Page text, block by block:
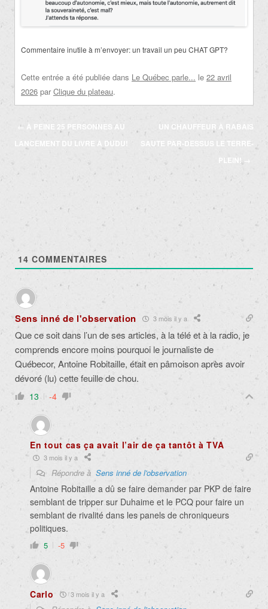
Commentaire inutile à m’envoyer: un travail un peu CHAT GPT?
Cette entrée a été publiée dans Le Québec parle... le 22 avril
2026 par Clique du plateau.
Navigation
des
← À PEINE 25 PERSONNES AU
LANCEMENT DU LIVRE À DUDU!
UN CHAUFFEUR À RABAIS
SAUTE PAR-DESSUS LE TERRE-
PLEIN!
14 COMMENTAIRES
Sens inné de l'observation 3 mois il y a
Que ce soit dans l’un de ses articles, à la télé et à la radio, je
comprends encore moins pourquoi le journaliste de
Québecor, Antoine Robitaille, était en pâmoison après avoir
dévoré (lu) cette feuille de chou.
13 -4
En tout cas ça avait l’air de ça tantôt à TVA
3 mois il y a
Répondre à Sens inné de l'observation
Antoine Robitaille a dû se faire demander par PKP de faire
semblant de tripper sur Duhaime et le PCQ pour faire un
semblant de rivalité dans les panels de chroniqueurs
politiques.
5 -5
Carlo 3 mois il y a